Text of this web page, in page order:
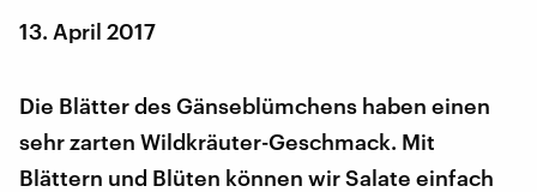
13. April 2017
Die Blätter des Gänseblümchens haben einen
sehr zarten Wildkräuter-Geschmack. Mit
Blättern und Blüten können wir Salate einfach